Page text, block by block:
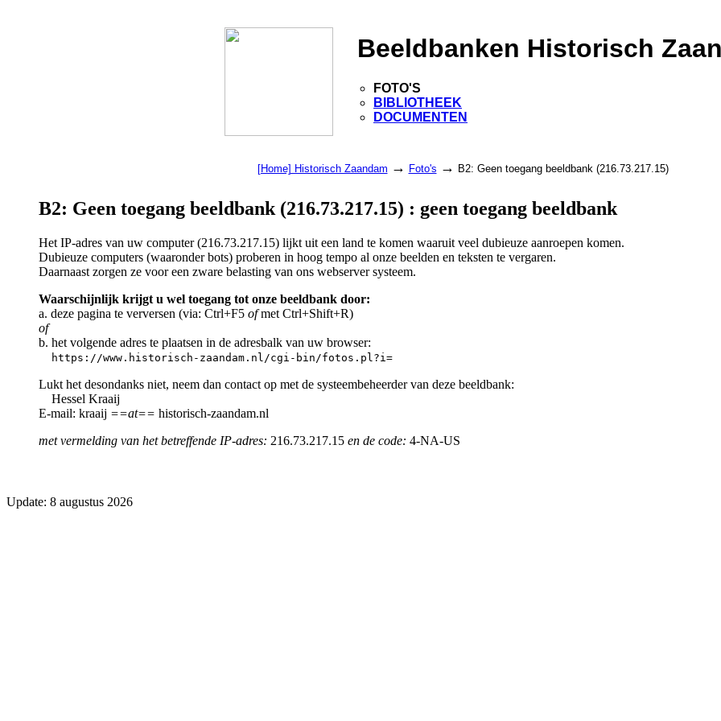
Beeldbanken Historisch
FOTO'S
BIBLIOTHEEK
DOCUMENTEN
[Home] Historisch Zaandam → Foto's → B2: Geen toegang beeldbank (216.73.217.15)
B2: Geen toegang beeldbank (216.73.217.15) : geen toegang beeldbank
Het IP-adres van uw computer (216.73.217.15) lijkt uit een land te komen waaruit veel dubieuze aanroepen komen.
Dubieuze computers (waaronder bots) proberen in hoog tempo al onze beelden en teksten te vergaren.
Daarnaast zorgen ze voor een zware belasting van ons webserver systeem.
Waarschijnlijk krijgt u wel toegang tot onze beeldbank door:
a. deze pagina te verversen (via: Ctrl+F5 ofmet Ctrl+Shift+R)
of
b. het volgende adres te plaatsen in de adresbalk van uw browser:
https://www.historisch-zaandam.nl/cgi-bin/fotos.pl?i=
Lukt het desondanks niet, neem dan contact op met de systeembeheerder van deze beeldbank:
Hessel Kraaij
E-mail: kraaij ==at== historisch-zaandam.nl
met vermelding van het betreffende IP-adres: 216.73.217.15 en de code: 4-NA-US
Update: 8 augustus 2026